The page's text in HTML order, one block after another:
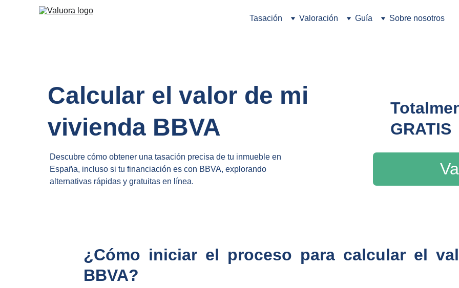
Tasación Valoración Guía Sobre nosotros
Calcular el valor de mi
vivienda BBVA
Descubre cómo obtener una tasación precisa de tu inmueble en
España, incluso si tu financiación es con BBVA, explorando
alternativas rápidas y gratuitas en línea.
GRATIS
¿Cómo iniciar el proceso para calcular el
BBVA?